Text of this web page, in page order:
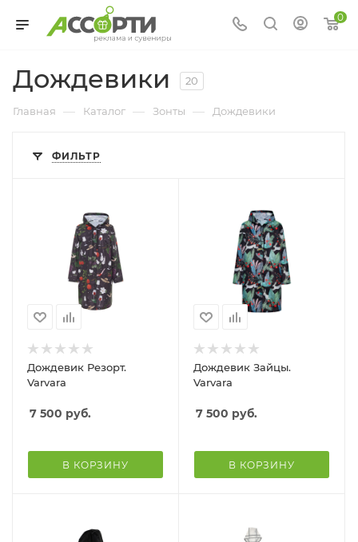
0
Дождевики 20
Главная — Каталог — Зонты — Дождевики
ФИЛЬТР
Дождевик Резорт.
Varvara
7 500 руб.
В КОРЗИНУ
Дождевик Зайцы.
Varvara
7 500 руб.
В КОРЗИНУ